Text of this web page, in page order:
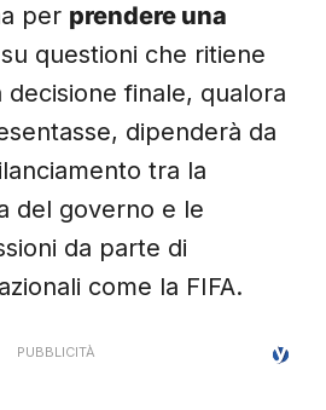
per prendere una
su questioni che ritiene
decisione finale, qualora
dipenderà da
tra la
del governo e le
da parte di
come la FIFA.